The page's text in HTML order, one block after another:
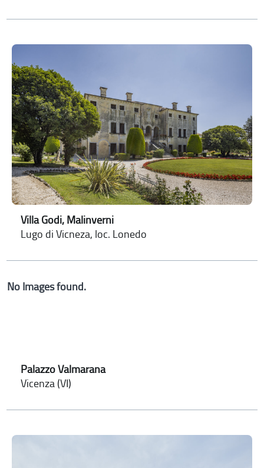
Villa Godi, Malinverni
Lugo di Vicneza, loc. Lonedo
No Images found.
Palazzo Valmarana
Vicenza (VI)